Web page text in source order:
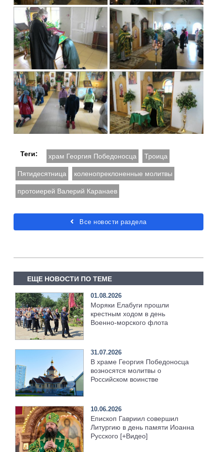
Теги: храм Георгия Победоносца Троица
Пятидесятница коленопреклоненные молитвы
протоиерей Валерий Каранаев
Все новости раздела
ЕЩЕ НОВОСТИ ПО ТЕМЕ
01.08.2026
Моряки Елабуги прошли
крестным ходом в день
Военно‑морского флота
31.07.2026
В храме Георгия Победоносца
возносятся молитвы о
Российском воинстве
10.06.2026
Епископ Гавриил совершил
Литургию в день памяти Иоанна
Русского [+Видео]